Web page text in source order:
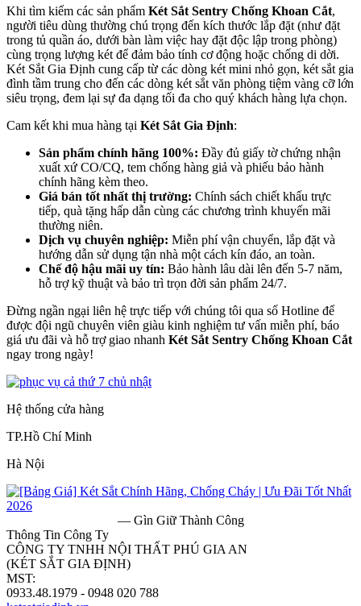
Khi tìm kiếm các sản phẩm Két Sắt Sentry Chống Khoan Cắt,
người tiêu dùng thường chú trọng đến kích thước lắp đặt (như đặt
trong tủ quần áo, dưới bàn làm việc hay đặt độc lập trong phòng)
cùng trọng lượng két để đảm bảo tính cơ động hoặc chống di dời.
Két Sắt Gia Định cung cấp từ các dòng két mini nhỏ gọn, két sắt gia
đình tầm trung cho đến các dòng két sắt văn phòng tiệm vàng cỡ lớn
siêu trọng, đem lại sự đa dạng tối đa cho quý khách hàng lựa chọn.
Cam kết khi mua hàng tại Két Sắt Gia Định:
Sản phẩm chính hãng 100%: Đầy đủ giấy tờ chứng nhận
xuất xứ CO/CQ, tem chống hàng giả và phiếu bảo hành
chính hãng kèm theo.
Giá bán tốt nhất thị trường: Chính sách chiết khấu trực
tiếp, quà tặng hấp dẫn cùng các chương trình khuyến mãi
thường niên.
Dịch vụ chuyên nghiệp: Miễn phí vận chuyển, lắp đặt và
hướng dẫn sử dụng tận nhà một cách kín đáo, an toàn.
Chế độ hậu mãi uy tín: Bảo hành lâu dài lên đến 5-7 năm,
hỗ trợ kỹ thuật và bảo trì trọn đời sản phẩm 24/7.
Đừng ngần ngại liên hệ trực tiếp với chúng tôi qua số Hotline để
được đội ngũ chuyên viên giàu kinh nghiệm tư vấn miễn phí, báo
giá ưu đãi và hỗ trợ giao nhanh Két Sắt Sentry Chống Khoan Cắt
ngay trong ngày!
Hệ thống cửa hàng
TP.Hồ Chí Minh
Hà Nội
— Gìn Giữ Thành Công
Thông Tin Công Ty
CÔNG TY TNHH NỘI THẤT PHÚ GIA AN
(KÉT SẮT GIA ĐỊNH)
MST:
0933.48.1979 - 0948 020 788